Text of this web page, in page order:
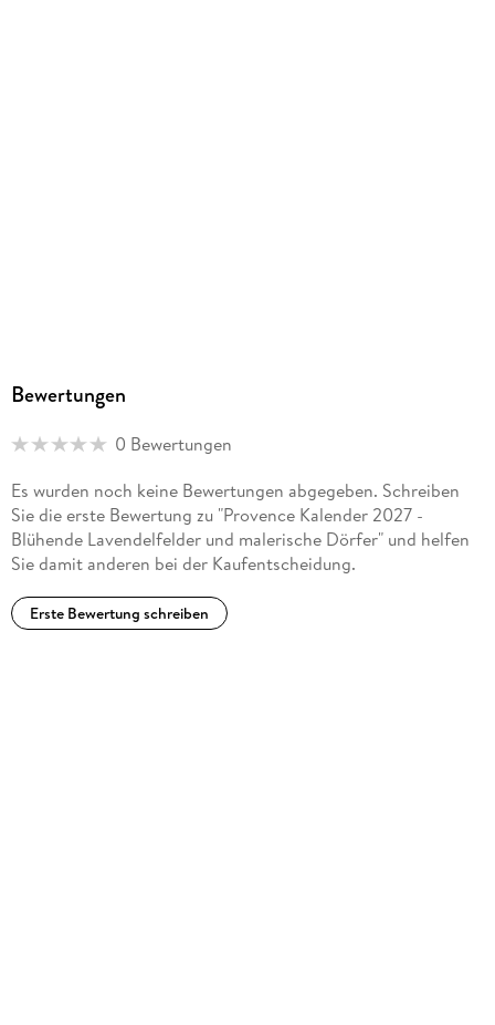
Bewertungen
0 Bewertungen
Es wurden noch keine Bewertungen abgegeben. Schreiben
Sie die erste Bewertung zu "Provence Kalender 2027 -
Blühende Lavendelfelder und malerische Dörfer" und helfen
Sie damit anderen bei der Kaufentscheidung.
Erste Bewertung schreiben